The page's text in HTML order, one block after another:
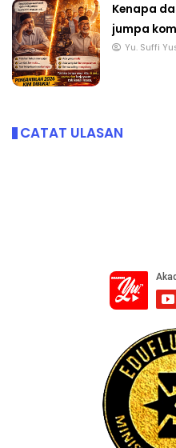
Kenapa
jumpa
Yu. Suffi
CATAT ULASAN